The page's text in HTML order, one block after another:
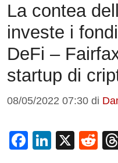
La contea
investe i
DeFi –
startup di
08/05/2022 07:30 di
F
Li
X
R